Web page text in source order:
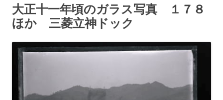
ス
キ
大正十一年頃のガラス写真 １７８
ほか 三菱立神ドック